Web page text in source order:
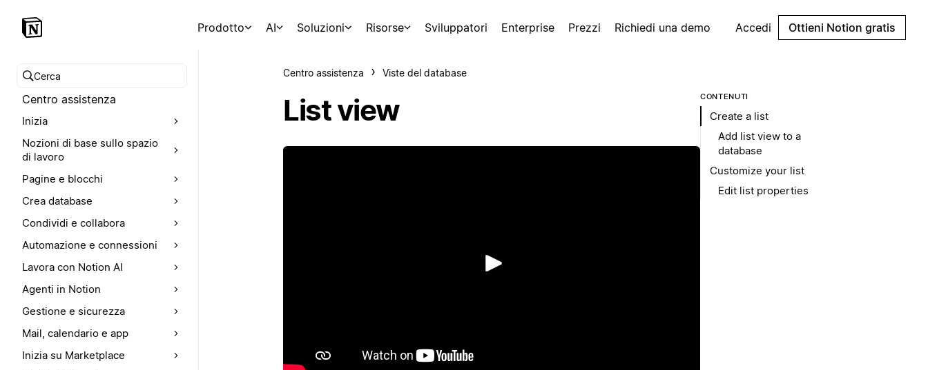
Prodotto AI Soluzioni Risorse Sviluppatori Enterprise Prezzi Richiedi una demo Accedi Ottieni Notion gratis
Cerca nel Centro assistenza
Centro assistenza
Inizia
Nozioni di base sullo spazio
di lavoro
Pagine e blocchi
Crea database
Condividi e collabora
Automazione e connessioni
Lavora con Notion AI
Agenti in Notion
Gestione e sicurezza
Mail, calendario e app
Inizia su Marketplace
Centro assistenza Viste del database
List view
Riproduci
CONTENUTI
Create a list
Add list view to a
database
Customize your list
Edit list properties